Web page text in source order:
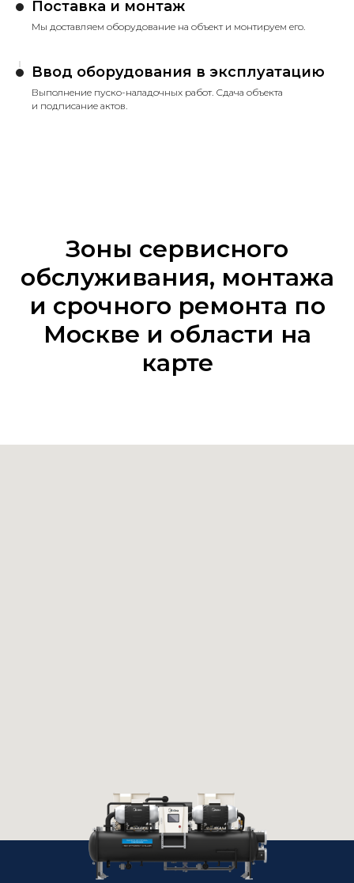
Поставка и монтаж
Мы доставляем оборудование на объект и монтируем его.
Ввод оборудования в эксплуатацию
Выполнение пуско-наладочных работ. Сдача объекта
и подписание актов.
Зоны сервисного
обслуживания, монтажа
и срочного ремонта по
Москве и области на
карте